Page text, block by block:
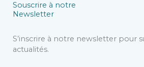
Souscrire à notre
Newsletter
S’inscrire à notre newsletter pour
actualités.